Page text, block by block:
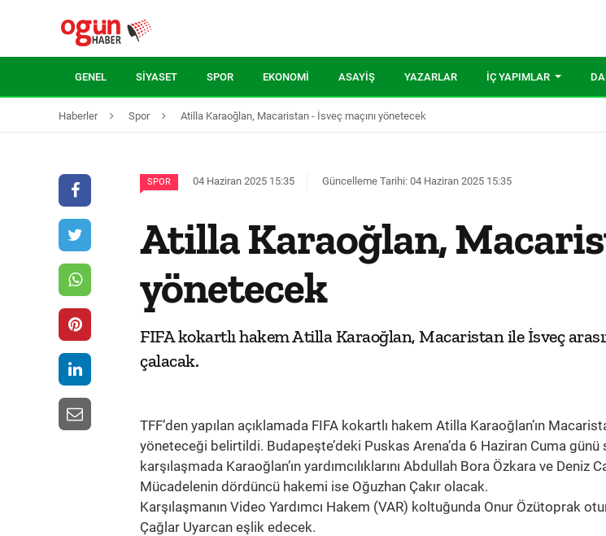
GENEL SIYASET SPOR EKONOMI ASAYIŞ YAZARLAR İÇ YAPIMLAR
Haberler Spor Atilla Karaoğlan, Macaristan - İsveç maçını yönetecek
SPOR 04 Haziran 2025 15:35 Güncelleme Tarihi: 04 Haziran 2025 15:35
Atilla Karaoğlan,
yönetecek
FIFA kokartlı hakem Atilla Karaoğlan, Macaristan ile İsveç
çalacak.
TFF’den yapılan açıklamada FIFA kokartlı hakem Atilla Karaoğlan’ın
yöneteceği belirtildi. Budapeşte’deki Puskas Arena’da 6 Haziran Cuma
karşılaşmada Karaoğlan’ın yardımcılıklarını Abdullah Bora Özkara ve Deniz
Mücadelenin dördüncü hakemi ise Oğuzhan Çakır olacak.
Karşılaşmanın Video Yardımcı Hakem (VAR) koltuğunda Onur Özütoprak
Çağlar Uyarcan eşlik edecek.